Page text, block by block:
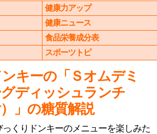
健康力アップ
健康ニュース
食品栄養成分表
スポーツトピ
キーの「Ｓオムデミ
ディッシュランチ
）」の糖質解説
くりドンキーのメニューを楽しみた